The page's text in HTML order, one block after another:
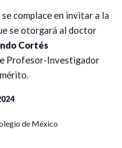
complace en invitar a la
se otorgará al doctor
Cortés
Profesor-Investigador
de México